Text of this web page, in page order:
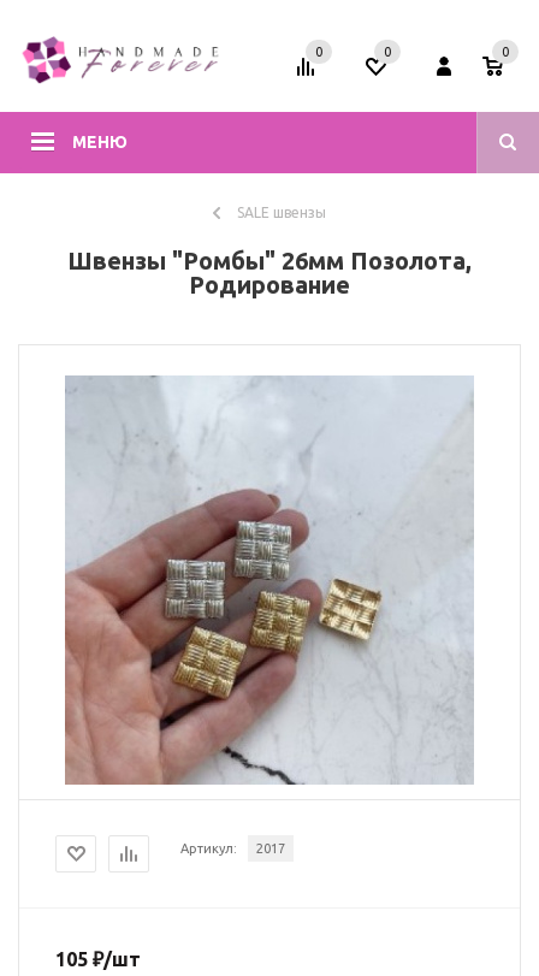
МЕНЮ
0 0 0
SALE швензы
Швензы "Ромбы" 26мм Позолота,
Родирование
Артикул: 2017
105 ₽/шт